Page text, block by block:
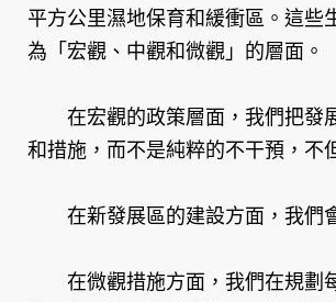
平方公里濕地保育和緩衝區。這些
為「宏觀、中觀和微觀」的層面。
在宏觀的政策層面，我們把發展
和措施，而不是純粹的不干預，不
在新發展區的建設方面，我們會
在微觀措施方面，我們在規劃每